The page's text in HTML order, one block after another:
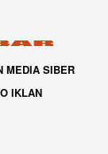
MEDIA SIBER
IKLAN